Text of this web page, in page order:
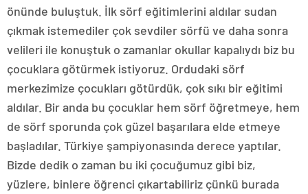
önünde buluştuk. İlk sörf eğitimlerini aldılar sudan
çıkmak istemediler çok sevdiler sörfü ve daha sonra
velileri ile konuştuk o zamanlar okullar kapalıydı biz bu
çocuklara götürmek istiyoruz. Ordudaki sörf
merkezimize çocukları götürdük, çok sıkı bir eğitimi
aldılar. Bir anda bu çocuklar hem sörf öğretmeye, hem
de sörf sporunda çok güzel başarılara elde etmeye
başladılar. Türkiye şampiyonasında derece yaptılar.
Bizde dedik o zaman bu iki çocuğumuz gibi biz,
yüzlere, binlere öğrenci çıkartabiliriz çünkü burada